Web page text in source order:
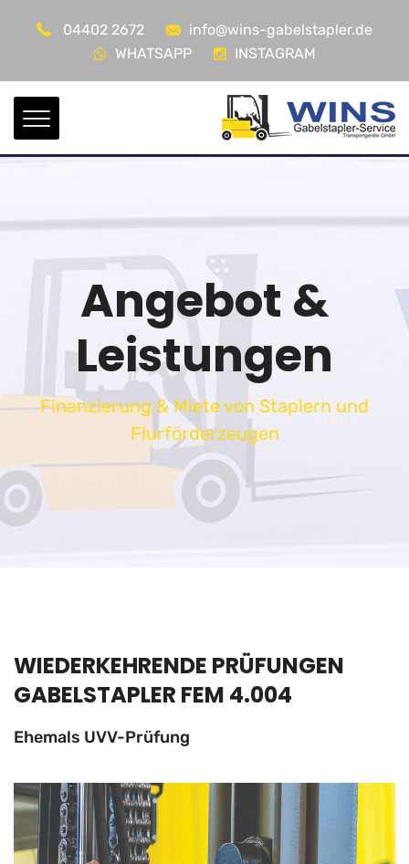
04402 2672
info@wins-gabelstapler.de
WHATSAPP
INSTAGRAM
Angebot &
Leistungen
Finanzierung & Miete von Staplern und
Flurförderzeugen
WIEDERKEHRENDE PRÜFUNGEN
GABELSTAPLER FEM 4.004
Ehemals UVV-Prüfung